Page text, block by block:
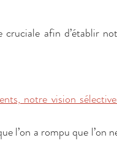
cruciale afin d’établir
notre vision
l’on a rompu que l’on